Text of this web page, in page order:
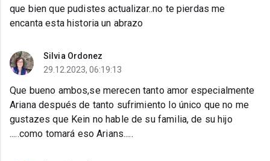
que bien que pudistes actualizar..no te pierdas me
encanta esta historia un abrazo
Silvia Ordonez
29.12.2023, 06:19:13
Que bueno ambos,se merecen tanto amor especialmente
Ariana después de tanto sufrimiento lo único que no me
gustazes que Kein no hable de su familia, de su hijo
.....como tomará eso Arians.....